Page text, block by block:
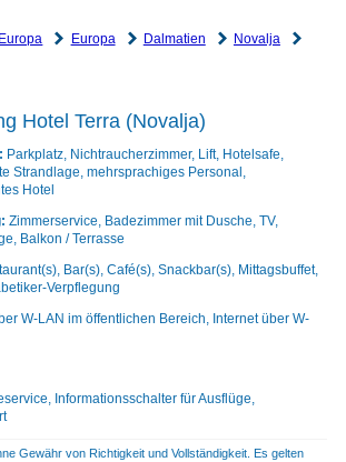
Europa Europa Dalmatien
Novalja
Hotel Terra (Novalja)
Parkplatz, Nichtraucherzimmer, Lift, Hotelsafe,
Strandlage, mehrsprachiges Personal,
Hotel
Zimmerservice, Badezimmer mit Dusche, TV,
Balkon / Terrasse
Bar(s), Café(s), Snackbar(s), Mittagsbuffet,
Verpflegung
W-LAN im öffentlichen Bereich, Internet über W-
Informationsschalter für Ausflüge,
Gewähr von Richtigkeit und Vollständigkeit. Es gelten